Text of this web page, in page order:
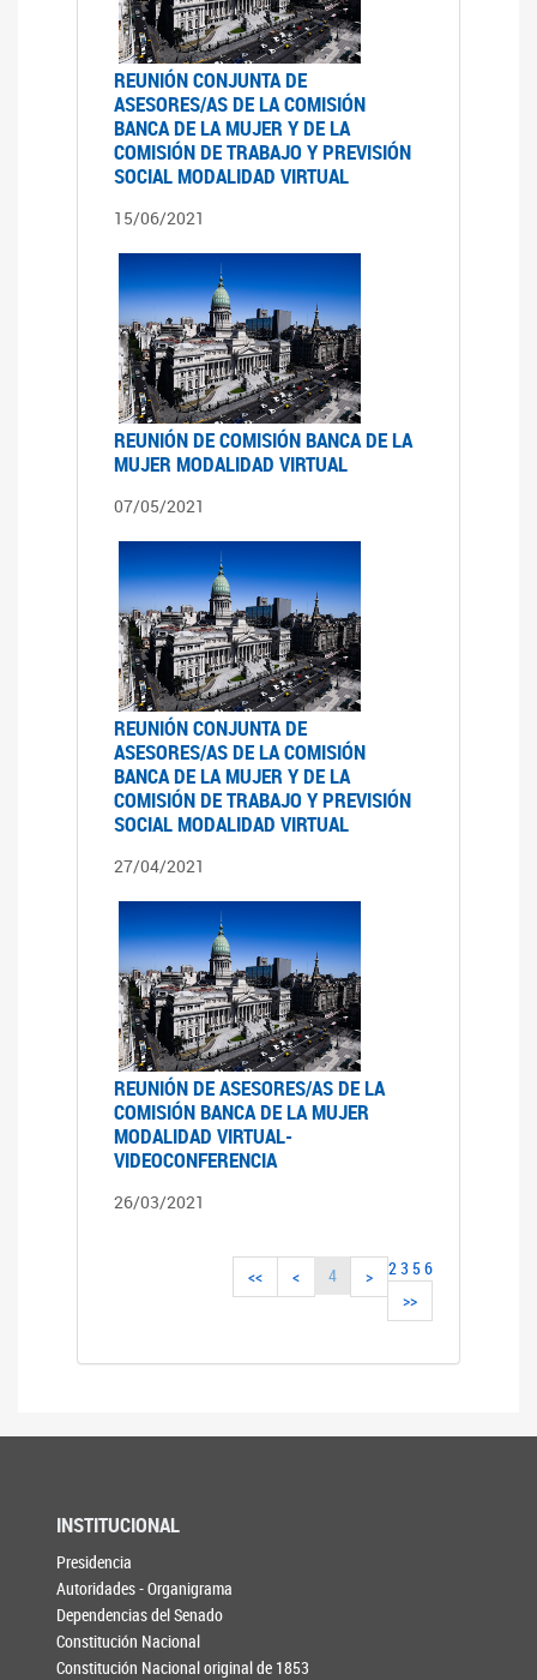
REUNIÓN CONJUNTA DE
ASESORES/AS DE LA COMISIÓN
BANCA DE LA MUJER Y DE LA
COMISIÓN DE TRABAJO Y PREVISIÓN
SOCIAL MODALIDAD VIRTUAL
15/06/2021
REUNIÓN DE COMISIÓN BANCA DE LA
MUJER MODALIDAD VIRTUAL
07/05/2021
REUNIÓN CONJUNTA DE
ASESORES/AS DE LA COMISIÓN
BANCA DE LA MUJER Y DE LA
COMISIÓN DE TRABAJO Y PREVISIÓN
SOCIAL MODALIDAD VIRTUAL
27/04/2021
REUNIÓN DE ASESORES/AS DE LA
COMISIÓN BANCA DE LA MUJER
MODALIDAD VIRTUAL-
VIDEOCONFERENCIA
26/03/2021
<< < 23
4 56
>
>>
INSTITUCIONAL
Presidencia
Autoridades - Organigrama
Dependencias del Senado
Constitución Nacional
Constitución Nacional original de 1853